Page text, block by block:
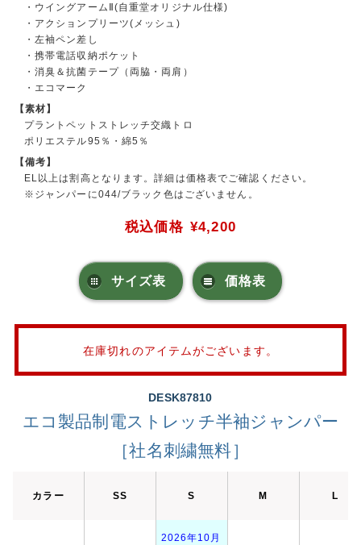
・ウイングアームⅡ(自重堂オリジナル仕様)
・アクションプリーツ(メッシュ)
・左袖ペン差し
・携帯電話収納ポケット
・消臭＆抗菌テープ（両脇・両肩）
・エコマーク
【素材】
プラントペットストレッチ交織トロ
ポリエステル95％・綿5％
【備考】
EL以上は割高となります。詳細は価格表でご確認ください。
※ジャンパーに044/ブラック色はございません。
税込価格 ¥4,200
サイズ表 価格表
在庫切れのアイテムがございます。
DESK87810
エコ製品制電ストレッチ半袖ジャンパー
［社名刺繍無料］
カラー SS S M L
2026年10月